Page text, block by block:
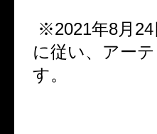
※2021年8月
に従い、アー
す。